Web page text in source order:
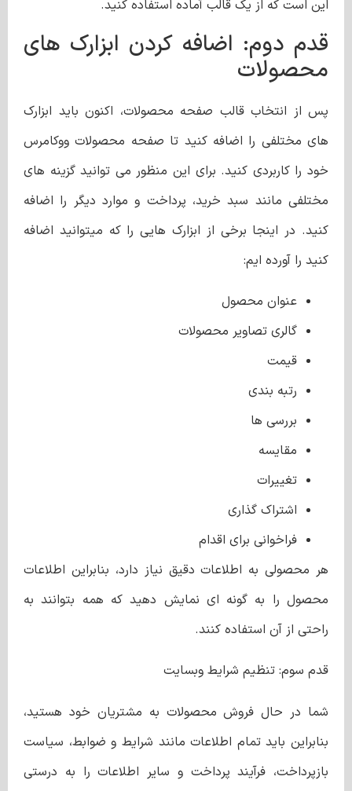
این است که از یک قالب آماده استفاده کنید.
قدم دوم: اضافه کردن ابزارک های
محصولات
پس از انتخاب قالب صفحه محصولات، اکنون باید ابزارک
های مختلفی را اضافه کنید تا صفحه محصولات ووکامرس
خود را کاربردی کنید. برای این منظور می توانید گزینه های
مختلفی مانند سبد خرید، پرداخت و موارد دیگر را اضافه
کنید. در اینجا برخی از ابزارک هایی را که میتوانید اضافه
کنید را آورده ایم:
عنوان محصول
گالری تصاویر محصولات
قیمت
رتبه بندی
بررسی ها
مقایسه
تغییرات
اشتراک گذاری
فراخوانی برای اقدام
هر محصولی به اطلاعات دقیق نیاز دارد، بنابراین اطلاعات
محصول را به گونه ای نمایش دهید که همه بتوانند به
راحتی از آن استفاده کنند.
قدم سوم: تنظیم شرایط وبسایت
شما در حال فروش محصولات به مشتریان خود هستید،
بنابراین باید تمام اطلاعات مانند شرایط و ضوابط، سیاست
بازپرداخت، فرآیند پرداخت و سایر اطلاعات را به درستی